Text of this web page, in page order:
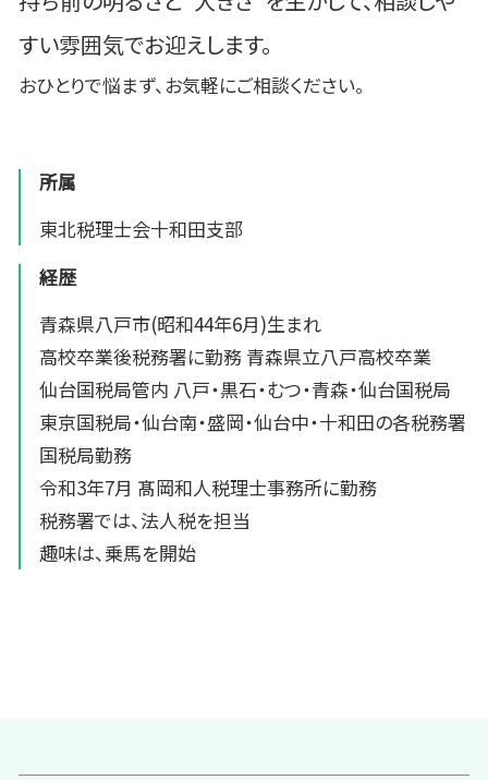
すい雰囲気でお迎えします。
おひとりで悩まず、お気軽にご相談ください。
所属
東北税理士会十和田支部
経歴
青森県八戸市(昭和44年6月)生まれ
高校卒業後税務署に勤務 青森県立八戸高校卒業
仙台国税局管内 八戸・黒石・むつ・青森・仙台国税局
東京国税局・仙台南・盛岡・仙台中・十和田の各税務署
国税局勤務
令和3年7月 髙岡和人税理士事務所に勤務
税務署では、法人税を担当
趣味は、乗馬を開始